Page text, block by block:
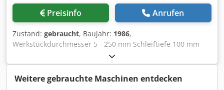
Preisinfo Anrufen
Zustand: gebraucht, Baujahr: 1986,
Werkstückdurchmesser 5 - 250 mm Schleiftiefe 100 mm
Einspannlänge 1200 mm Spindeldrehzahl: 13600 / 27200
Schleifbereich 10 - 50 mm Crjdpfozd Hgvjx Ab Ejf
Maschinengewicht ca. 1,2 t Raumbedarf ca. 1,2 x 1,0 x 2,0
Weitere gebrauchte Maschinen entdecken